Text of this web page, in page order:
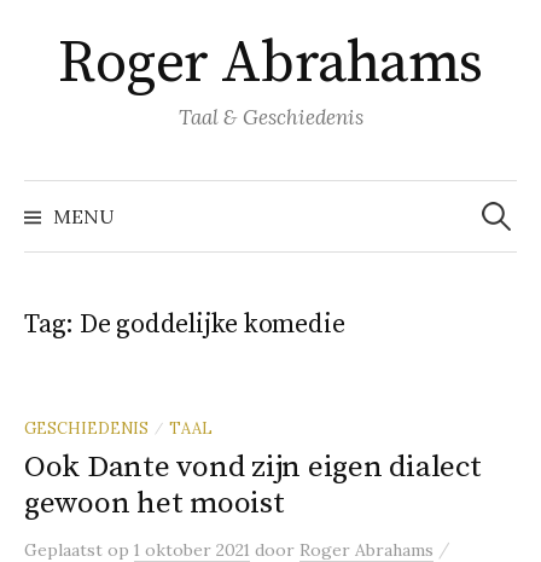
inhoud
springen
Roger Abrahams
Taal & Geschiedenis
MENU
Zoeken
naar:
Tag: De goddelijke komedie
GESCHIEDENIS / TAAL
Ook Dante vond zijn eigen dialect
gewoon het mooist
Geplaatst op 1 oktober 2021 door Roger Abrahams /